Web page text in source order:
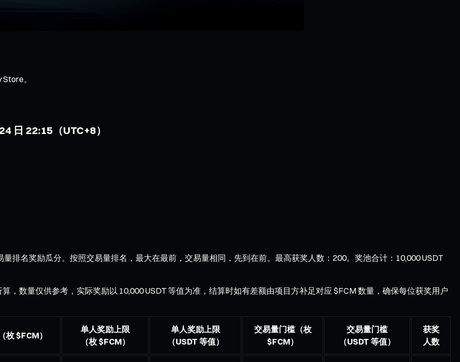
。
日 22:15（UTC+8）
排名奖励瓜分。按照交易量排名，最大在最前，交易量相同，先到在前。最高获奖人数：200。奖池合计：10,000 USDT
，数量仅供参考，实际奖励以 10,000 USDT 等值为准，结算时如有差额由项目方补足对应 $FCM 数量，确保每位获奖用户
枚 $FCM）
单人奖励上限
（枚 $FCM）
单人奖励上限
（USDT 等值）
交易量门槛（枚
$FCM）
交易量门槛
（USDT 等值）
获奖
人数